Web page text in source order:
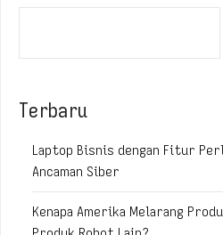
Terbaru
Laptop Bisnis dengan Fitur
Ancaman Siber
Kenapa Amerika Melarang